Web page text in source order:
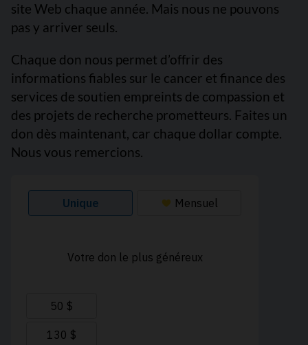
site Web chaque année. Mais nous ne pouvons
pas y arriver seuls.
Chaque don nous permet d’offrir des
informations fiables sur le cancer et finance des
services de soutien empreints de compassion et
des projets de recherche prometteurs. Faites un
don dès maintenant, car chaque dollar compte.
Nous vous remercions.